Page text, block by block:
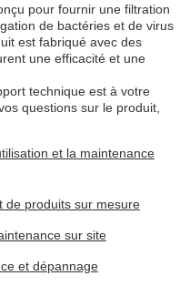
pour fournir une filtration
de bactéries et de virus
est fabriqué avec des
une efficacité et une
technique est à votre
questions sur le produit,
et la maintenance
de produits sur mesure
sur site
et dépannage